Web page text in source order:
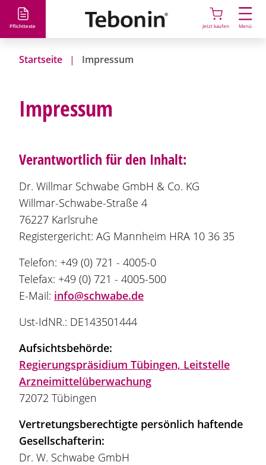
r
Pflichttexte Jetzt kaufen Menü
Startseite Impressum
Impressum
Verantwortlich für den Inhalt:
Dr. Willmar Schwabe GmbH & Co. KG
Willmar-Schwabe-Straße 4
76227 Karlsruhe
Registergericht: AG Mannheim HRA 10 36 35
Telefon: +49 (0) 721 - 4005-0
Telefax: +49 (0) 721 - 4005-500
E-Mail: info@schwabe.de
Ust-IdNR.: DE143501444
Aufsichtsbehörde:
Regierungspräsidium Tübingen, Leitstelle
Arzneimittelüberwachung
72072 Tübingen
Vertretungsberechtigte persönlich haftende
Gesellschafterin:
Dr. W. Schwabe GmbH